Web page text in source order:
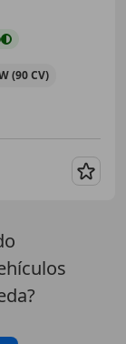
(90 CV)